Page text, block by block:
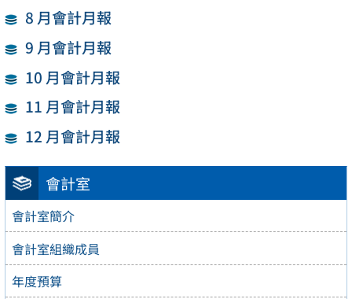
會計室
會計室簡介
會計室組織成員
年度預算
8 月會計月報
9 月會計月報
10 月會計月報
11 月會計月報
12 月會計月報